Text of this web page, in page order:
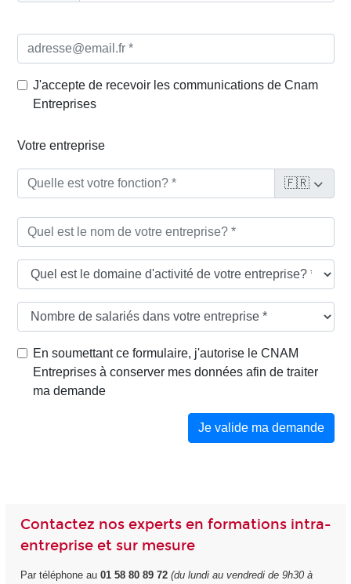
Contactez nos experts en formations intra-
entreprise et sur mesure
Par téléphone au 01 58 80 89 72 (du lundi au vendredi de 9h30 à